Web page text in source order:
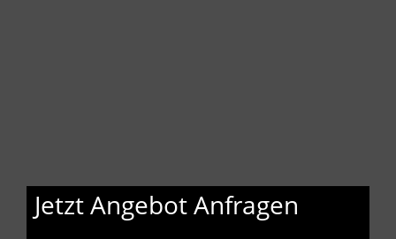
Jetzt Angebot Anfragen